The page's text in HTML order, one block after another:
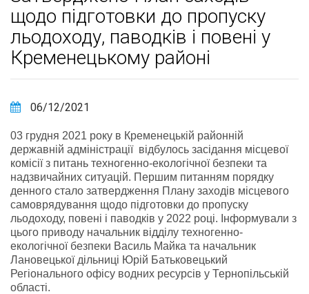
щодо підготовки до пропуску
льодоходу, паводків і повені у
Кременецькому районі
06/12/2021
03 грудня 2021 року в Кременецькій районній
державній адміністрації відбулось засідання місцевої
комісії з питань техногенно-екологічної безпеки та
надзвичайних ситуацій. Першим питанням порядку
денного стало затвердження Плану заходів місцевого
самоврядування щодо підготовки до пропуску
льодоходу, повені і паводків у 2022 році. Інформували з
цього приводу начальник відділу техногенно-
екологічної безпеки Василь Майка та начальник
Лановецької дільниці Юрій Батьковецький
Регіонального офісу водних ресурсів у Тернопільській
області.